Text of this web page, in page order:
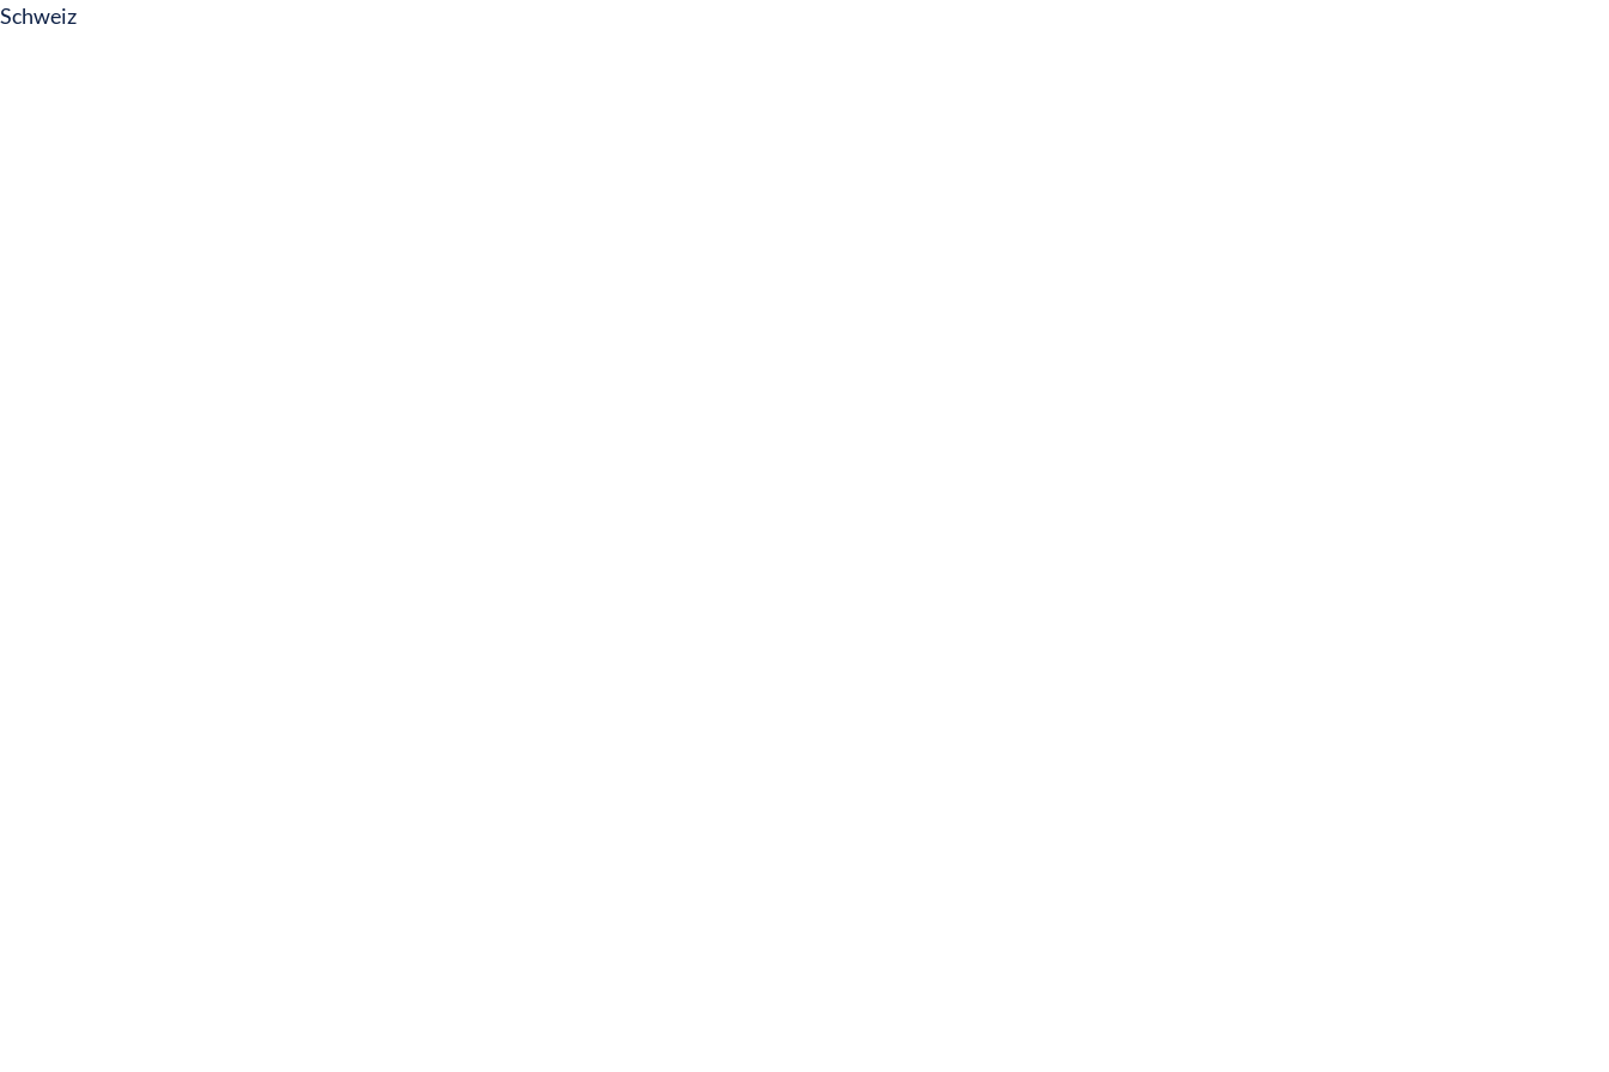
Schweiz